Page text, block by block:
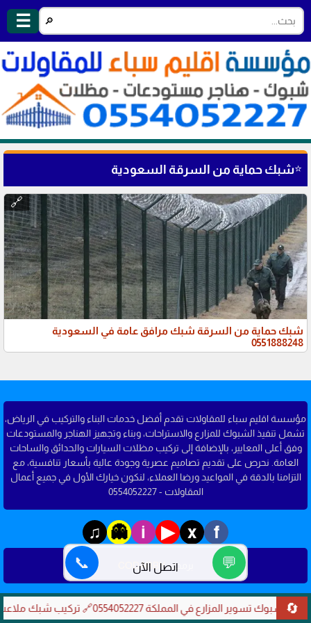
🔎
☰
⭐شبك حماية من السرقة السعودية
شبك حماية من السرقة شبك مرافق عامة في السعودية
0551888248
🔗
مؤسسة اقليم سباء للمقاولات تقدم أفضل خدمات البناء والتركيب في الرياض،
تشمل تنفيذ الشبوك للمزارع والاستراحات، وبناء وتجهيز الهناجر والمستودعات
وفق أعلى المعايير، بالإضافة إلى تركيب مظلات السيارات والحدائق والساحات
العامة. نحرص على تقديم تصاميم عصرية وجودة عالية بأسعار تنافسية، مع
التزامنا بالدقة في المواعيد ورضا العملاء، لنكون خيارك الأول في جميع أعمال
المقاولات - 0554052227
f
x
▶
i
👻
♫
برمجة-CODARBY 💬 اتصل الآن 📞
🔄
🔗 شبوك تسوير المزارع في المملكة 0554052227 🔗 تركيب شبك ملاعب